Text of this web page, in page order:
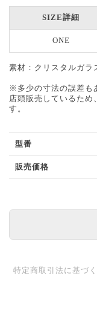
SIZE詳細
ONE
素材：クリスタルガラ
※多少の寸法の誤差も
店頭販売しているため
す。
型番
販売価格
特定商取引法に基づ